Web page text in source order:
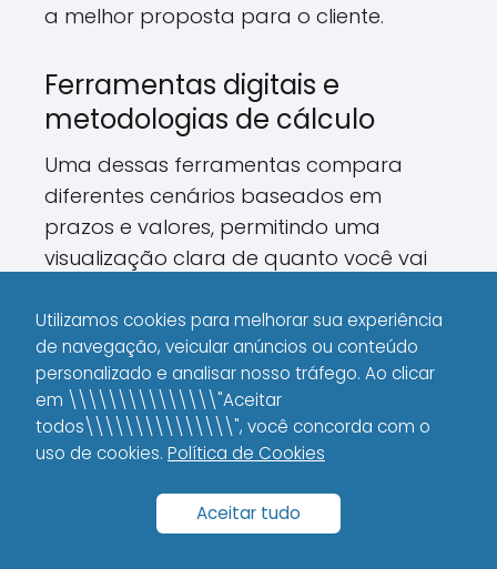
a melhor proposta para o cliente.
Ferramentas digitais e
metodologias de cálculo
Uma dessas ferramentas compara
diferentes cenários baseados em
prazos e valores, permitindo uma
visualização clara de quanto você vai
escolher um prazo maior, as parcelas
podem ser menores, mas os juros totais
aumentarão.
Em uma comparação objetiva, segundo
a Nubank (2023), clientes que optaram
por prazos mais curtos economizaram,
em média, 25% a mais em juros do que
Utilizamos cookies para melhorar sua experiência
de navegação, veicular anúncios ou conteúdo
personalizado e analisar nosso tráfego. Ao clicar
em \\\\\\\\\\\\\\\"Aceitar
todos\\\\\\\\\\\\\\\", você concorda com o
uso de cookies. Política de Cookies
Aceitar tudo